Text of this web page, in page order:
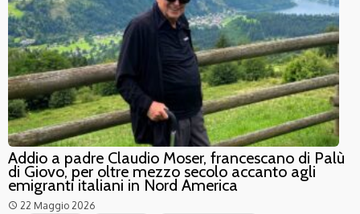
Addio a padre Claudio Moser, francescano di Palù
di Giovo, per oltre mezzo secolo accanto agli
emigranti italiani in Nord America
access_time 22 Maggio 2026